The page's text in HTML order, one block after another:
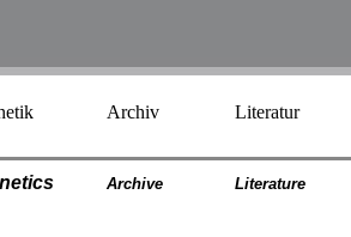
Archiv Literatur
Archive Literature